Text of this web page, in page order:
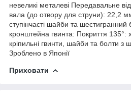
невеликі металеві Передавальне
вала (до отвору для струни): 22,2
ступінчасті шайби та
кронштейна гвинта: Покриття 135°:
кріпильні гвинти, шайби та болти з
Зроблено в Японії
Приховати